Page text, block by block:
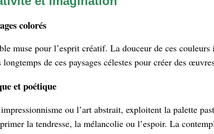
colorés
muse pour l’esprit créatif. La douceur de ces
de ces paysages célestes pour créer des
et poétique
ou l’art abstrait, exploitent la palette
la tendresse, la mélancolie ou l’espoir. La